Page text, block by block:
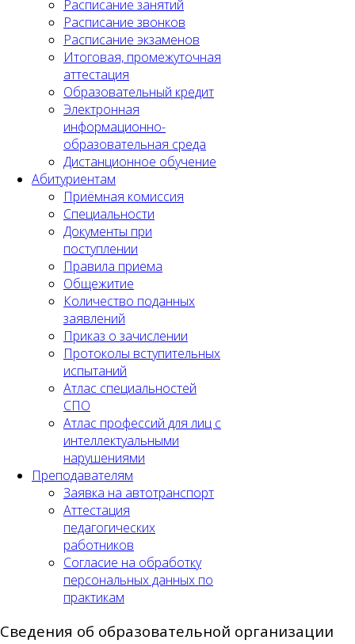
Расписание занятий
Расписание звонков
Расписание экзаменов
Итоговая, промежуточная
аттестация
Образовательный кредит
Электронная
информационно-
образовательная среда
Дистанционное обучение
Абитуриентам
Приёмная комиссия
Специальности
Документы при
поступлении
Правила приема
Общежитие
Количество поданных
заявлений
Приказ о зачислении
Протоколы вступительных
испытаний
Атлас специальностей
СПО
Атлас профессий для лиц с
интеллектуальными
нарушениями
Преподавателям
Заявка на автотранспорт
Аттестация
педагогических
работников
Согласие на обработку
персональных данных по
практикам
Сведения об образовательной организации